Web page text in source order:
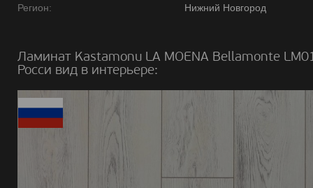
Регион:
Нижний Новгород
Ламинат Kastamonu LA MOENA Bellamonte
Росси вид в интерьере: